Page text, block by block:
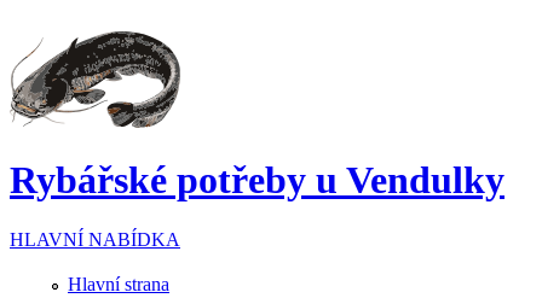
Rybářské potřeby u Vendulky
HLAVNÍ NABÍDKA
Hlavní strana